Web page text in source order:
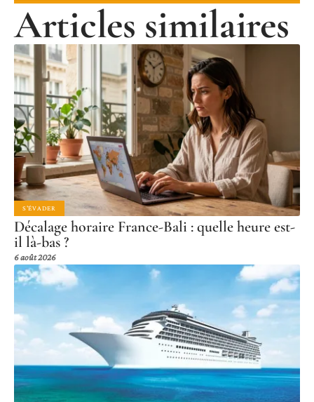
Articles similaires
S'ÉVADER
Décalage horaire France-Bali : quelle heure est-
il là-bas ?
6 août 2026